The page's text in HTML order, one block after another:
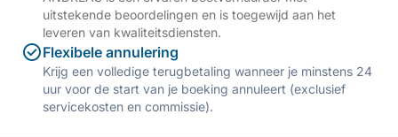
uitstekende beoordelingen en is toegewijd aan het
leveren van kwaliteitsdiensten.
Flexibele annulering
Krijg een volledige terugbetaling wanneer je minstens 24
uur voor de start van je boeking annuleert (exclusief
servicekosten en commissie).